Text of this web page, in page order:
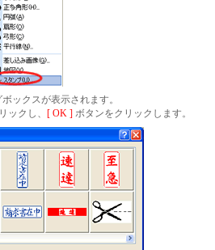
ックスが表示されます。
ックし、 [ OK ] ボタンをクリックします。